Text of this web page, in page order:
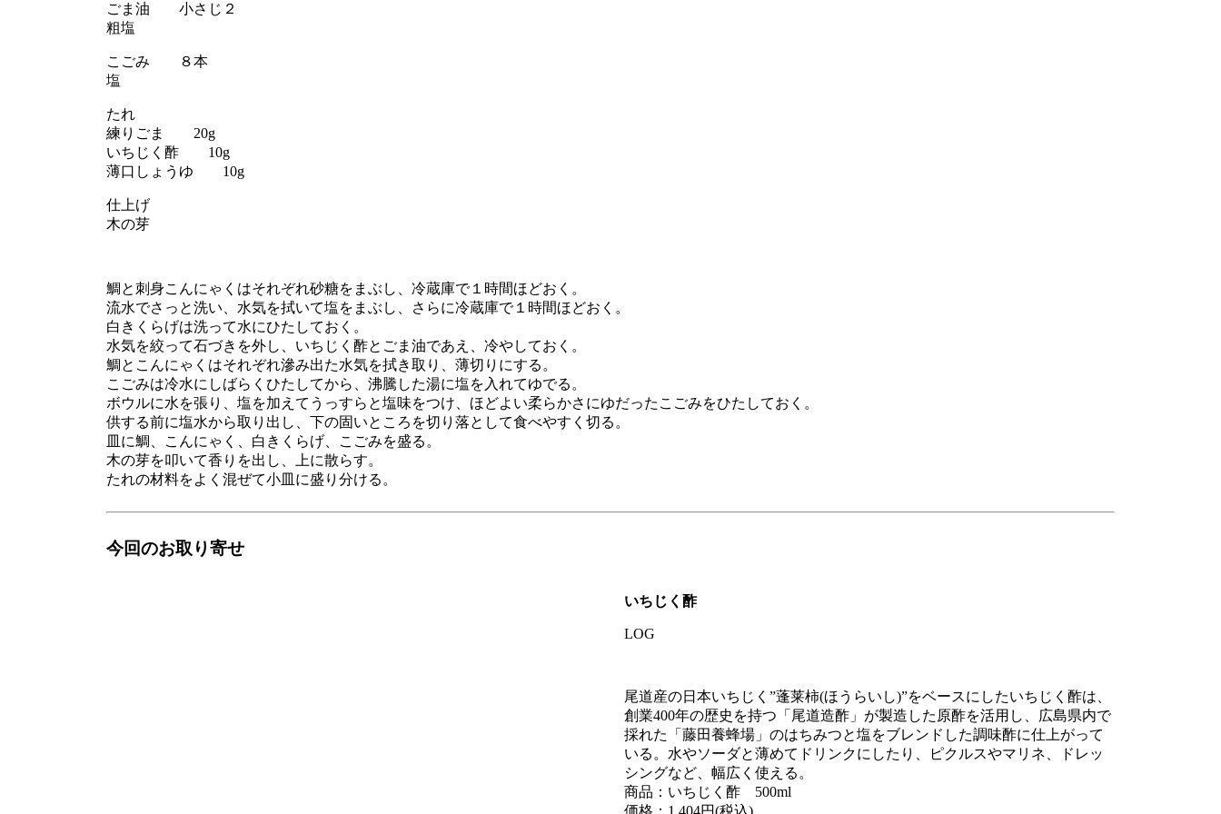
ごま油 小さじ２
粗塩
こごみ ８本
塩
たれ
練りごま 20g
いちじく酢 10g
薄口しょうゆ 10g
仕上げ
木の芽
鯛と刺身こんにゃくはそれぞれ砂糖をまぶし、冷蔵庫で１時間ほどおく。
流水でさっと洗い、水気を拭いて塩をまぶし、さらに冷蔵庫で１時間ほどおく。
白きくらげは洗って水にひたしておく。
水気を絞って石づきを外し、いちじく酢とごま油であえ、冷やしておく。
鯛とこんにゃくはそれぞれ滲み出た水気を拭き取り、薄切りにする。
こごみは冷水にしばらくひたしてから、沸騰した湯に塩を入れてゆでる。
ボウルに水を張り、塩を加えてうっすらと塩味をつけ、ほどよい柔らかさにゆだったこごみをひたしておく。
供する前に塩水から取り出し、下の固いところを切り落として食べやすく切る。
皿に鯛、こんにゃく、白きくらげ、こごみを盛る。
木の芽を叩いて香りを出し、上に散らす。
たれの材料をよく混ぜて小皿に盛り分ける。
今回のお取り寄せ
いちじく酢
LOG
尾道産の日本いちじく”蓬莱柿(ほうらいし)”をベースにしたいちじく酢は、
創業400年の歴史を持つ「尾道造酢」が製造した原酢を活用し、広島県内で
採れた「藤田養蜂場」のはちみつと塩をブレンドした調味酢に仕上がって
いる。水やソーダと薄めてドリンクにしたり、ピクルスやマリネ、ドレッ
シングなど、幅広く使える。
商品：いちじく酢 500ml
価格：1,404円(税込)